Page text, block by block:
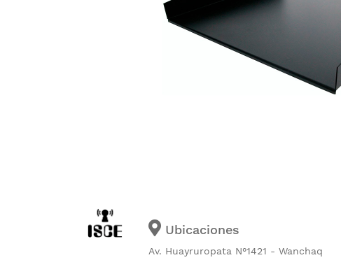
Ubicaciones
Av. Huayruropata N°1421 - Wanchaq